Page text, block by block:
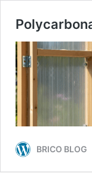
BRICO BLOG